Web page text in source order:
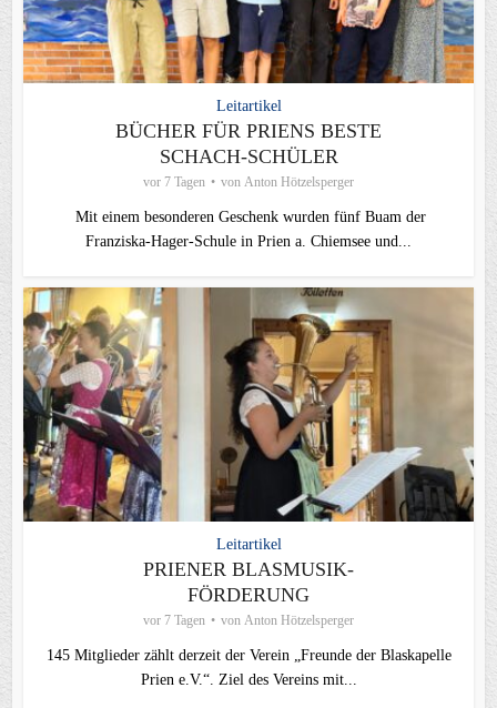
Leitartikel
BÜCHER FÜR PRIENS BESTE
SCHACH-SCHÜLER
vor 7 Tagen von Anton Hötzelsperger
Mit einem besonderen Geschenk wurden fünf Buam der
Franziska-Hager-Schule in Prien a. Chiemsee und...
Leitartikel
PRIENER BLASMUSIK-
FÖRDERUNG
vor 7 Tagen von Anton Hötzelsperger
145 Mitglieder zählt derzeit der Verein „Freunde der Blaskapelle
Prien e.V.“. Ziel des Vereins mit...